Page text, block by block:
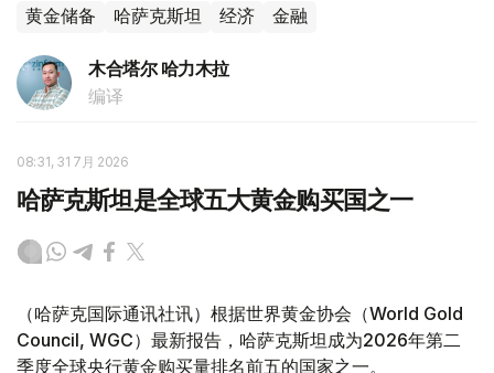
黄金储备 哈萨克斯坦 经济 金融
木合塔尔 哈力木拉
编译
08:31, 31 7月 2026
哈萨克斯坦是全球五大黄金购买国之一
（哈萨克国际通讯社讯）根据世界黄金协会（World Gold
Council, WGC）最新报告，哈萨克斯坦成为2026年第二
季度全球央行黄金购买量排名前五的国家之一。